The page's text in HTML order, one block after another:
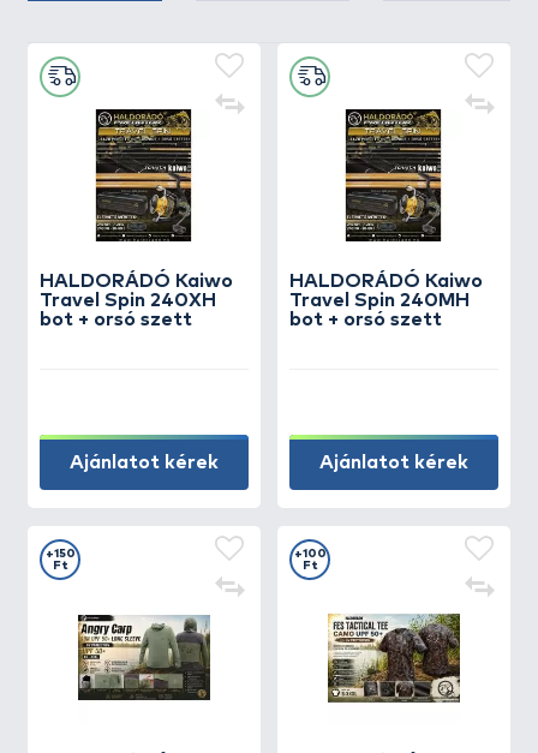
HALDORÁDÓ Kaiwo
Travel Spin 240XH
bot + orsó szett
Ajánlatot kérek
HALDORÁDÓ Kaiwo
Travel Spin 240MH
bot + orsó szett
Ajánlatot kérek
+150
Ft
+100
Ft